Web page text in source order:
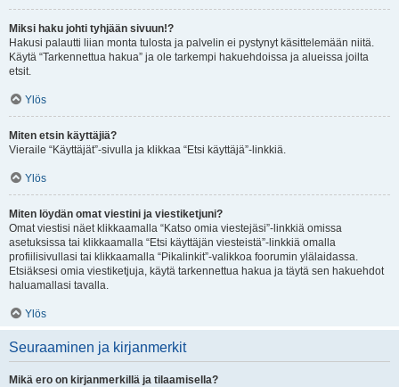
Miksi haku johti tyhjään sivuun!?
Hakusi palautti liian monta tulosta ja palvelin ei pystynyt käsittelemään niitä.
Käytä “Tarkennettua hakua” ja ole tarkempi hakuehdoissa ja alueissa joilta
etsit.
Ylös
Miten etsin käyttäjiä?
Vieraile “Käyttäjät”-sivulla ja klikkaa “Etsi käyttäjä”-linkkiä.
Ylös
Miten löydän omat viestini ja viestiketjuni?
Omat viestisi näet klikkaamalla “Katso omia viestejäsi”-linkkiä omissa
asetuksissa tai klikkaamalla “Etsi käyttäjän viesteistä”-linkkiä omalla
profiilisivullasi tai klikkaamalla “Pikalinkit”-valikkoa foorumin ylälaidassa.
Etsiäksesi omia viestiketjuja, käytä tarkennettua hakua ja täytä sen hakuehdot
haluamallasi tavalla.
Ylös
Seuraaminen ja kirjanmerkit
Mikä ero on kirjanmerkillä ja tilaamisella?